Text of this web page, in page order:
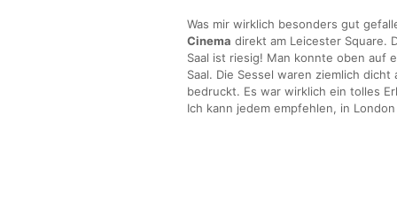
Was mir wirklich besonders gut
Cinema direkt am Leicester Square.
Saal ist riesig! Man konnte oben auf
Saal. Die Sessel waren ziemlich
bedruckt. Es war wirklich ein tolles
Ich kann jedem empfehlen, in